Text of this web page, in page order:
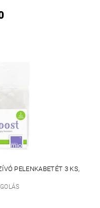
PELENKABETÉT 3 KS,